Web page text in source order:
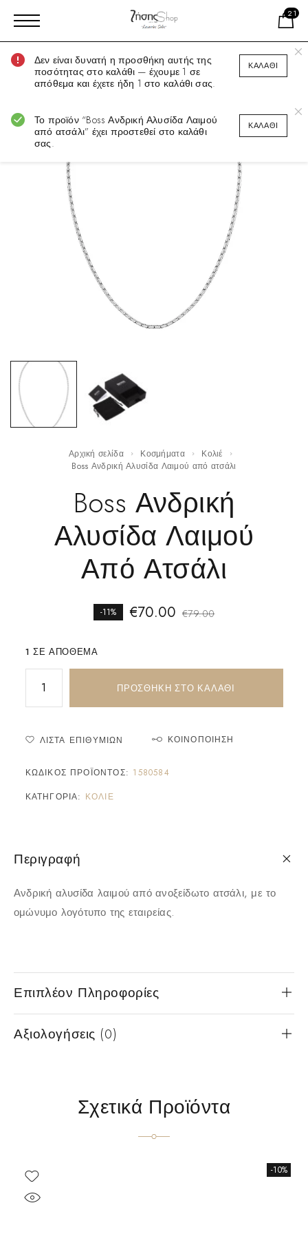
21
Αρχική σελίδα Κοσμήματα
Κολιέ
Boss Ανδρική Αλυσίδα Λαιμού από ατσάλι
Boss Ανδρική
Αλυσίδα Λαιμού
Από Ατσάλι
-11% €79.00
€70.00
1 ΣΕ ΑΠΌΘΕΜΑ
ΠΡΟΣΘΉΚΗ ΣΤΟ ΚΑΛΆΘΙ
ΛΊΣΤΑ ΕΠΙΘΥΜΙΏΝ ΚΟΙΝΟΠΟΊΗΣΗ
ΚΩΔΙΚΌΣ ΠΡΟΪΌΝΤΟΣ: 1580584
ΚΑΤΗΓΟΡΊΑ: ΚΟΛΙΈ
Περιγραφή
Ανδρική αλυσίδα λαιμού από ανοξείδωτο ατσάλι, με το
ομώνυμο λογότυπο της εταιρείας.
Επιπλέον Πληροφορίες
Αξιολογήσεις (0)
Σχετικά Προϊόντα
-10%
ΚΑΛΆΘΙ
Δεν είναι δυνατή η προσθήκη αυτής της
ποσότητας στο καλάθι — έχουμε 1 σε
απόθεμα και έχετε ήδη 1 στο καλάθι σας.
ΚΑΛΆΘΙ
Το προϊόν “Boss Ανδρική Αλυσίδα Λαιμού
από ατσάλι” έχει προστεθεί στο καλάθι
σας.